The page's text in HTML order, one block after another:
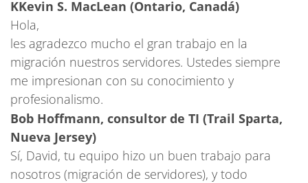
KKevin S. MacLean (Ontario, Canadá)
Hola,
les agradezco mucho el gran trabajo en la
migración nuestros servidores. Ustedes siempre
me impresionan con su conocimiento y
profesionalismo.
Bob Hoffmann, consultor de TI (Trail Sparta,
Nueva Jersey)
Sí, David, tu equipo hizo un buen trabajo para
nosotros (migración de servidores), y todo